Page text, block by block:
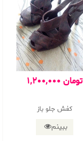
1,200,000 تومان
کفش جلو باز
ببینم